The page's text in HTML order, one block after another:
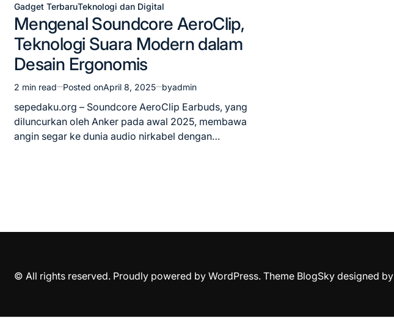
Posted
in
Gadget TerbaruTeknologi dan Digital
Mengenal Soundcore AeroClip,
Teknologi Suara Modern dalam
Desain Ergonomis
Estimated
read
time
2 min read Posted onApril 8, 2025 byadmin
sepedaku.org – Soundcore AeroClip Earbuds, yang
diluncurkan oleh Anker pada awal 2025, membawa
angin segar ke dunia audio nirkabel dengan…
© All rights reserved. Proudly powered by WordPress. Theme BlogSky designed by